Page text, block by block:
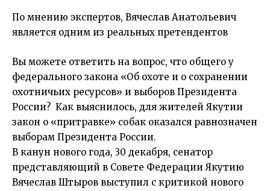
По мнению экспертов, Вячеслав Анатольевич
является одним из реальных претендентов
Вы можете ответить на вопрос, что общего у
федерального закона «Об охоте и о сохранении
охотничьих ресурсов» и выборов Президента
России? Как выяснилось, для жителей Якутии
закон о «притравке» собак оказался равнозначен
выборам Президента России.
В канун нового года, 30 декабря, сенатор
представляющий в Совете Федерации Якутию
Вячеслав Штыров выступил с критикой нового